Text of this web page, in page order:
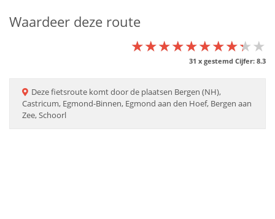
Waardeer deze route
★★★★★★★★★★
★★★★★★★★★★
★★★★★★★★★★
31 x gestemd Cijfer: 8.3
Dezefietsroute komt door de plaatsen Bergen (NH),
Castricum, Egmond-Binnen, Egmond aan den Hoef, Bergen aan
Zee, Schoorl